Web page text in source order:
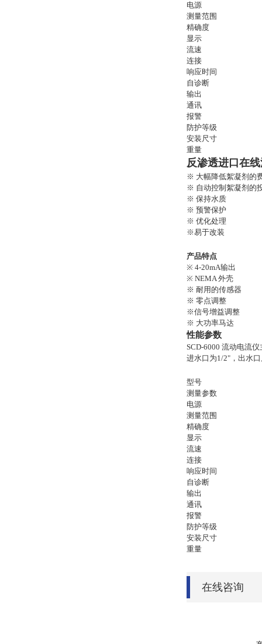
电源
测量范围
精确度
显示
流速
连接
响应时间
自诊断
输出
通讯
报警
防护等级
安装尺寸
重量
反渗透进口在
※ 大幅降低絮凝剂的
※ 自动控制絮凝剂的
※ 保持水质
※ 预警保护
※ 优化处理
※易于改装
产品特点
※ 4-20mA输出
※ NEMA 外壳
※ 耐用的传感器
※ 零点调整
※信号增益调整
※ 大功率马达
性能参数
SCD-6000 流动电流
进水口为1/2"，出水
型号
测量参数
电源
测量范围
精确度
显示
流速
连接
响应时间
自诊断
输出
通讯
报警
防护等级
安装尺寸
重量
在线咨询